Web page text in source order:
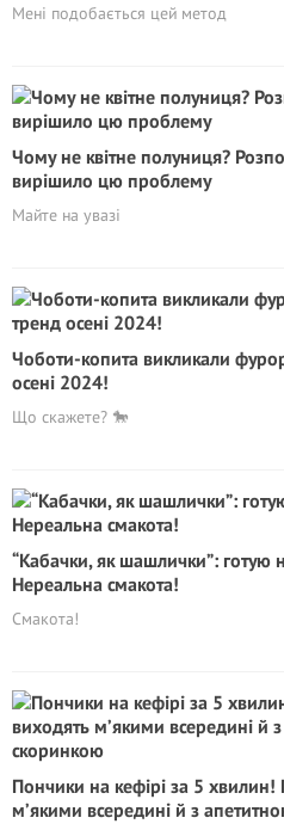
Мені подобається цей метод
Чому не квітне полуниця?
вирішило цю проблему
Майте на увазі
Чоботи-копита викликали
осені 2024!
Що скажете? 🐎
“Кабачки, як шашлички”: готую
Нереальна смакота!
Cмакота!
Пончики на кефірі за 5 хвилин!
м’якими всередині й з